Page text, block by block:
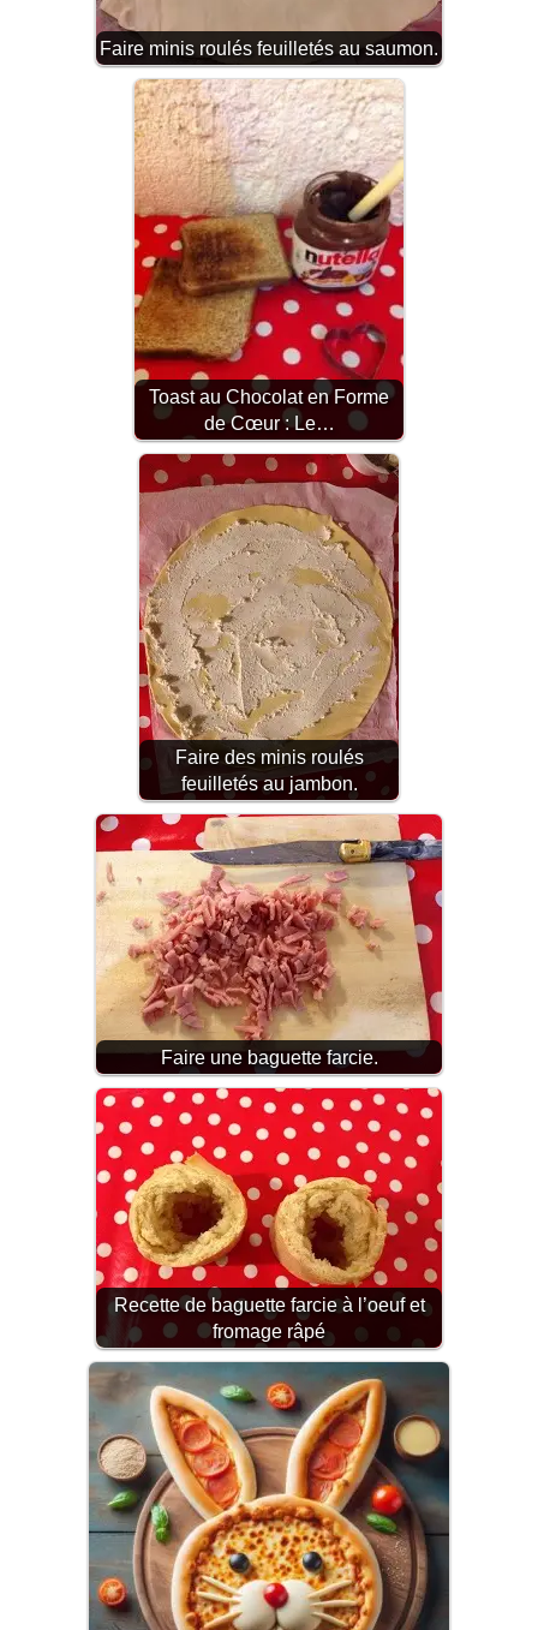
Faire minis roulés feuilletés au saumon.
Toast au Chocolat en Forme
de Cœur : Le…
Faire des minis roulés
feuilletés au jambon.
Faire une baguette farcie.
Recette de baguette farcie à l’oeuf et
fromage râpé